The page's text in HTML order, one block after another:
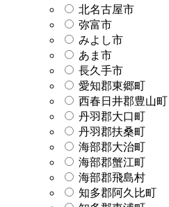
北名古屋市
弥富市
みよし市
あま市
長久手市
愛知郡東郷町
西春日井郡豊山町
丹羽郡大口町
丹羽郡扶桑町
海部郡大治町
海部郡蟹江町
海部郡飛島村
知多郡阿久比町